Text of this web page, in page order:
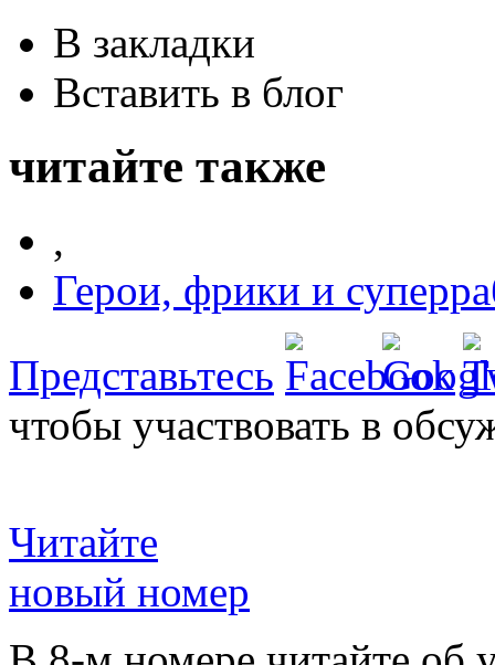
В закладки
Вставить в блог
читайте также
,
Герои, фрики и
Представьтесь
чтобы участвовать в
Читайте
новый номер